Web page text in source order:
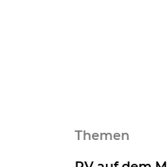
Themen